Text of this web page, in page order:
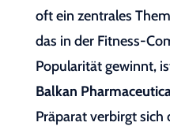
oft ein zentrales
das in der Fitness-
Popularität gewinnt,
Balkan
Präparat verbirgt